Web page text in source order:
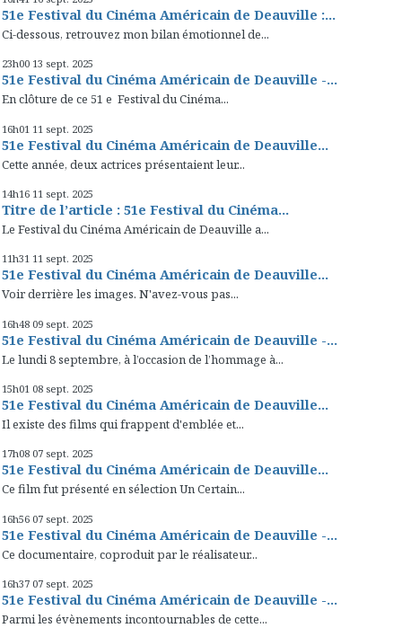
51e Festival du Cinéma Américain de Deauville :...
Ci-dessous, retrouvez mon bilan émotionnel de...
23h00 13 sept. 2025
51e Festival du Cinéma Américain de Deauville -...
En clôture de ce 51 e Festival du Cinéma...
16h01 11 sept. 2025
51e Festival du Cinéma Américain de Deauville...
Cette année, deux actrices présentaient leur...
14h16 11 sept. 2025
Titre de l’article : 51e Festival du Cinéma...
Le Festival du Cinéma Américain de Deauville a...
11h31 11 sept. 2025
51e Festival du Cinéma Américain de Deauville...
Voir derrière les images. N'avez-vous pas...
16h48 09 sept. 2025
51e Festival du Cinéma Américain de Deauville -...
Le lundi 8 septembre, à l’occasion de l’hommage à...
15h01 08 sept. 2025
51e Festival du Cinéma Américain de Deauville...
Il existe des films qui frappent d'emblée et...
17h08 07 sept. 2025
51e Festival du Cinéma Américain de Deauville...
Ce film fut présenté en sélection Un Certain...
16h56 07 sept. 2025
51e Festival du Cinéma Américain de Deauville -...
Ce documentaire, coproduit par le réalisateur...
16h37 07 sept. 2025
51e Festival du Cinéma Américain de Deauville -...
Parmi les évènements incontournables de cette...